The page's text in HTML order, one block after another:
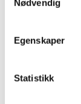
Nødvendig
Egenskaper
Statistikk
tillater at
imidlertid
forhindre tilgang
og enkelte
Hvis du ikke